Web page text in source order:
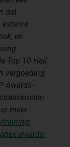
dat
en
Top 10 Hall
vergoeding
Awards-
meer
awards-